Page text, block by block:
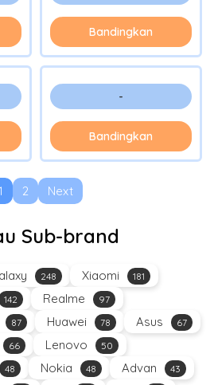
Bandingkan
-
Bandingkan
2 Next
Sub-brand
248 Xiaomi 181
142 Realme 97
87 Huawei 78 Asus 67
66 Lenovo 50
48 Nokia 48 Advan 43